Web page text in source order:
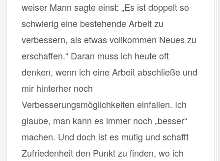
weiser Mann sagte einst: „Es ist doppelt so
schwierig eine bestehende Arbeit zu
verbessern, als etwas vollkommen Neues zu
erschaffen.“ Daran muss ich heute oft
denken, wenn ich eine Arbeit abschließe und
mir hinterher noch
Verbesserungsmöglichkeiten einfallen. Ich
glaube, man kann es immer noch „besser“
machen. Und doch ist es mutig und schafft
Zufriedenheit den Punkt zu finden, wo ich